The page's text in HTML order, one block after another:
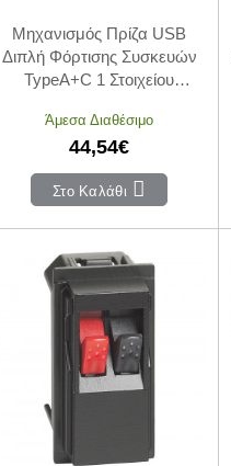
Μηχανισμός Πρίζα USB
Διπλή Φόρτισης Συσκευών
TypeA+C 1 Στοιχείου
Άμεσα Διαθέσιμο
44,54€
Στο Καλάθι